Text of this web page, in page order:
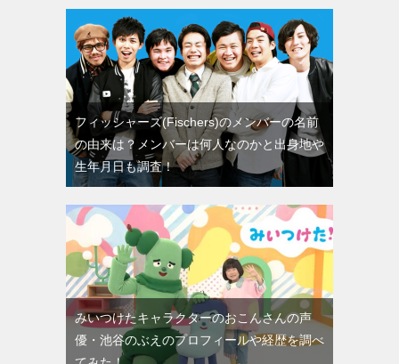
フィッシャーズ(Fischers)のメンバーの名前
の由来は？メンバーは何人なのかと出身地や
生年月日も調査！
みいつけたキャラクターのおこんさんの声
優・池谷のぶえのプロフィールや経歴を調べ